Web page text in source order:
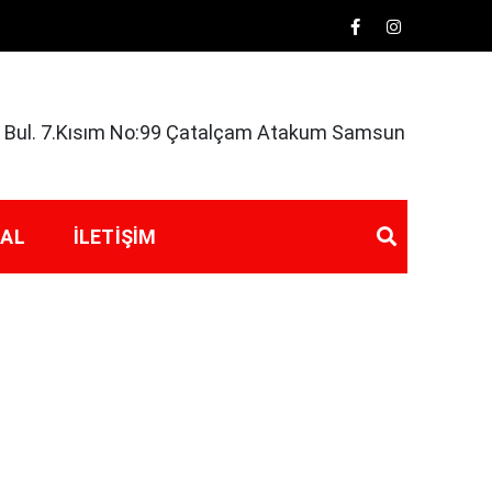
7.Kısım No:99 Çatalçam Atakum Samsun
İLETIŞIM